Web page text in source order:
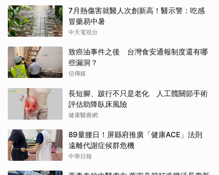
7月熱傷害就醫人次創新高！醫示警：吃感
冒藥易中暑
中天電視台
致癌油事件之後 台灣食安通報制度還有哪
些漏洞？
信傳媒
長短腳、跛行不只是老化 人工髖關節手術
評估助降臥床風險
健康醫療網
89量腰日！屏縣府推廣「健康ACE」法則
遠離代謝症候群危機
中華日報